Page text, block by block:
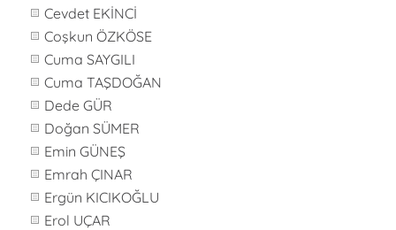
Cevdet EKİNCİ
Coşkun ÖZKÖSE
Cuma SAYGILI
Cuma TAŞDOĞAN
Dede GÜR
Doğan SÜMER
Emin GÜNEŞ
Emrah ÇINAR
Ergün KICIKOĞLU
Erol UÇAR